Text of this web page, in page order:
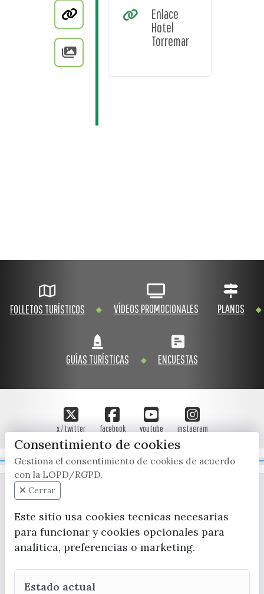
Enlace
Hotel
Torremar
FOLLETOS TURÍSTICOS VÍDEOS PROMOCIONALES PLANOS
GUÍAS TURÍSTICAS ENCUESTAS
x / twitter facebook youtube instagram
Mapa Web
(+34) 952 541 104
Consentimiento de cookies
Gestiona el consentimiento de cookies de acuerdo
con la LOPD/RGPD.
Cerrar
Este sitio usa cookies tecnicas necesarias
para funcionar y cookies opcionales para
analitica, preferencias o marketing.
Estado actual